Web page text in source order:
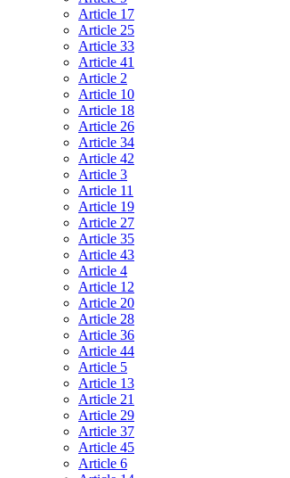
Article 17
Article 25
Article 33
Article 41
Article 2
Article 10
Article 18
Article 26
Article 34
Article 42
Article 3
Article 11
Article 19
Article 27
Article 35
Article 43
Article 4
Article 12
Article 20
Article 28
Article 36
Article 44
Article 5
Article 13
Article 21
Article 29
Article 37
Article 45
Article 6